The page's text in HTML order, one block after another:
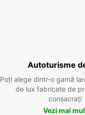
Autoturisme
Poți alege dintr-o gamă
de lux fabricate de
consacrați
Vezi mai